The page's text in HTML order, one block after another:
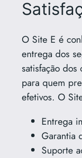
O Site E é
entrega dos
satisfação
para quem
efetivos. O
Entrega
Garantia
Suporte